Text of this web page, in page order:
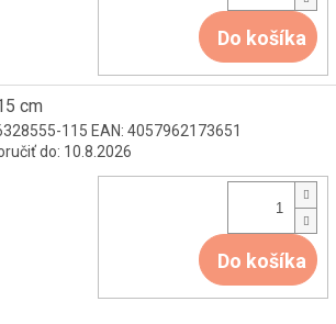
Do košíka
cm
115 EAN: 4057962173651
do: 10.8.2026
Do košíka